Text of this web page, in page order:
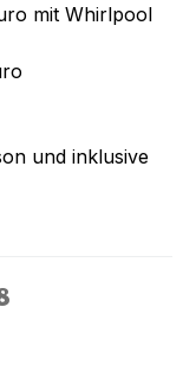
mit Whirlpool
und inklusive